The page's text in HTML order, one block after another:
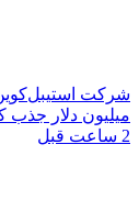
میلیون دلار جذب
2 ساعت قبل